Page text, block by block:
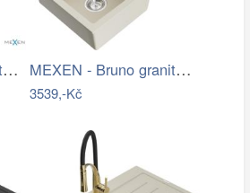
MEXEN - Bruno granitový dřez 1 s… MEXEN - Bruno granitový dřez s…
3539,-Kč